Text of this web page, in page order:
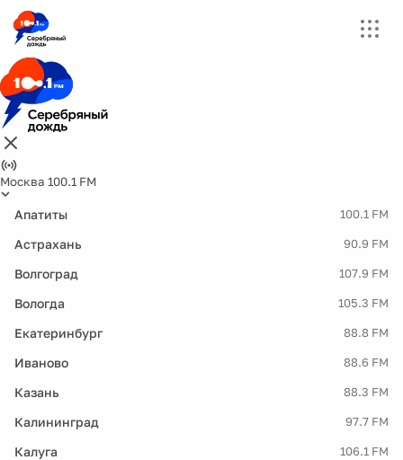
Москва 100.1 FM
Апатиты 100.1 FM
Астрахань 90.9 FM
Волгоград 107.9 FM
Вологда 105.3 FM
Екатеринбург 88.8 FM
Иваново 88.6 FM
Казань 88.3 FM
Калининград 97.7 FM
Калуга 106.1 FM